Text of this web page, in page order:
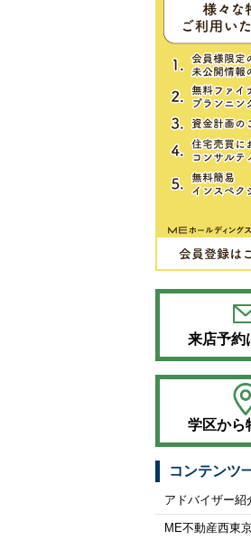
来店予約
学区から
コンテンツ
アドバイザー紹
ME不動産西東